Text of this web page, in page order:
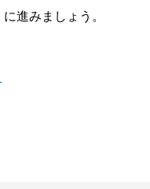
に進みましょう。